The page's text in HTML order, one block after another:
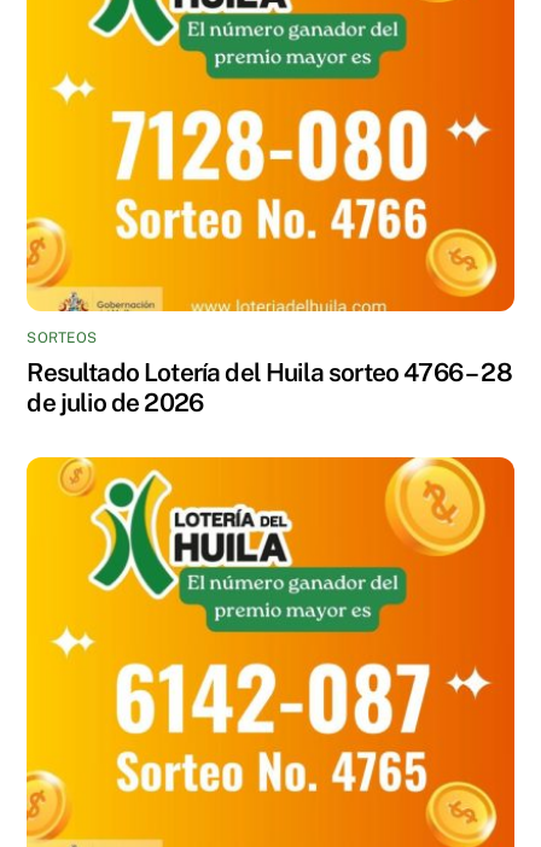
SORTEOS
Resultado Lotería del Huila sorteo 4766 – 28
de julio de 2026